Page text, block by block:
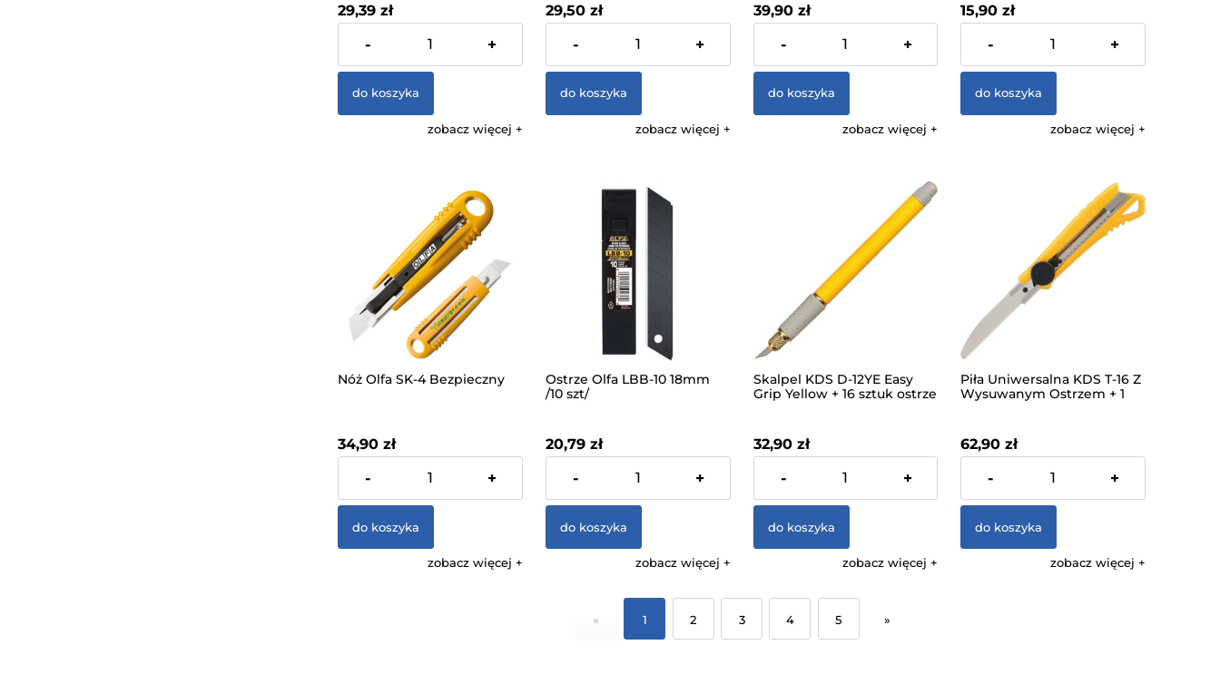
29,39 zł
zawiera 23% VAT, bez kosztów
- +
do koszyka
zobacz więcej
29,50 zł
zawiera 23% VAT, bez kosztów
- +
do koszyka
zobacz więcej
39,90 zł
zawiera 23% VAT, bez kosztów
- +
do koszyka
zobacz więcej
15,90 zł
zawiera 23% VAT, bez kosztów
- +
do koszyka
zobacz więcej
Nóż Olfa SK-4 Bezpieczny
34,90 zł
zawiera 23% VAT, bez kosztów
- +
do koszyka
zobacz więcej
Ostrze Olfa LBB-10 18mm
/10 szt/
20,79 zł
zawiera 23% VAT, bez kosztów
- +
do koszyka
zobacz więcej
Skalpel KDS D-12YE Easy
Grip Yellow + 16 sztuk ostrze
32,90 zł
zawiera 23% VAT, bez kosztów
- +
do koszyka
zobacz więcej
Piła Uniwersalna KDS T-16 Z
Wysuwanym Ostrzem + 1
62,90 zł
zawiera 23% VAT, bez kosztów
- +
do koszyka
zobacz więcej
« 1 2 3 4 5 »